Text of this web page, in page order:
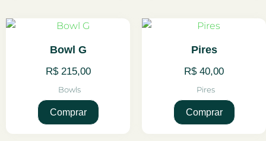
Bowl G
R$215,00
Bowls
Comprar
Pires
R$40,00
Pires
Comprar